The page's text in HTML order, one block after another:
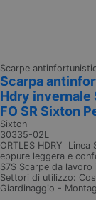
Scarpe
Scarpa
Hdry invernale
FO SR Sixton
Sixton
30335-02L
ORTLES HDRY
eppure leggera e
S7S Scarpe da
Settori di utilizzo:
Giardinaggio -